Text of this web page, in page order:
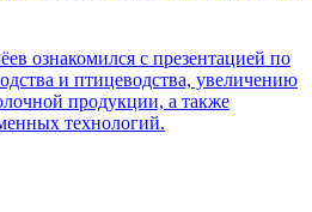
ознакомился с презентацией по
и птицеводства, увеличению
продукции, а также
технологий.